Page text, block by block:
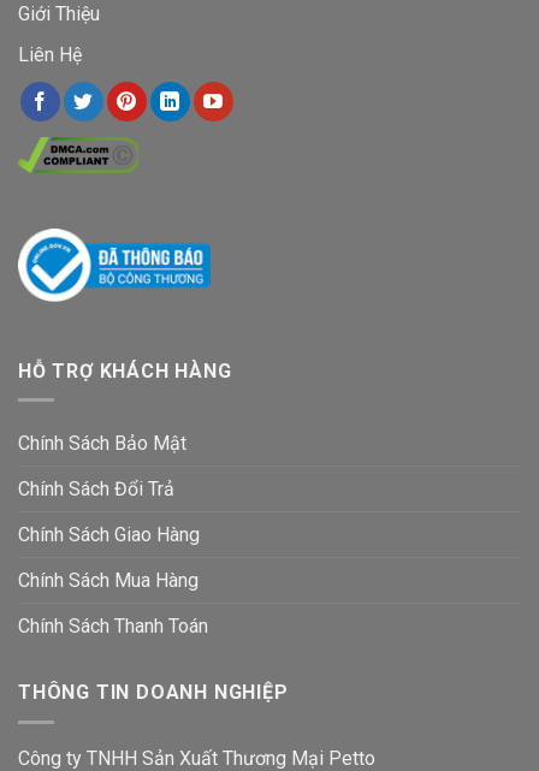
Giới Thiệu
Liên Hệ
HỖ TRỢ KHÁCH HÀNG
Chính Sách Bảo Mật
Chính Sách Đổi Trả
Chính Sách Giao Hàng
Chính Sách Mua Hàng
Chính Sách Thanh Toán
THÔNG TIN DOANH NGHIỆP
Công ty TNHH Sản Xuất Thương Mại Petto